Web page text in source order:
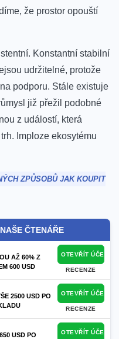
že prostor opouští
Konstantní stabilní
udržitelné, protože
podporu. Stále existuje
již přežil podobné
z událostí, která
Imploze ekosytému
ZPŮSOBŮ JAK KOUPIT
ČTENÁŘE
AŽ 60% Z
600 USD
OTEVŘÍT ÚČET
RECENZE
2500 USD PO
OTEVŘÍT ÚČET
RECENZE
USD PO
OTEVŘÍT ÚČET